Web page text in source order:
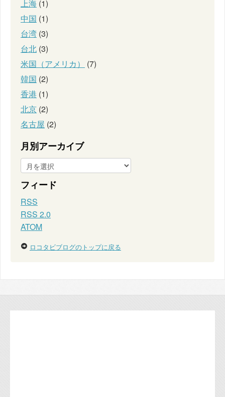
上海 (1)
中国 (1)
台湾 (3)
台北 (3)
米国（アメリカ）
(7)
韓国 (2)
香港 (1)
北京 (2)
名古屋 (2)
月別アーカイブ
フィード
RSS
RSS 2.0
ATOM
ロコタビブログのトップに戻る